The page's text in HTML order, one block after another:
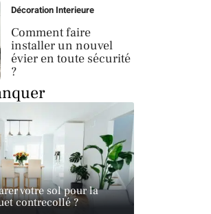
Décoration Interieure
Comment faire
installer un nouvel
évier en toute sécurité
?
votre sol pour la
contrecollé ?